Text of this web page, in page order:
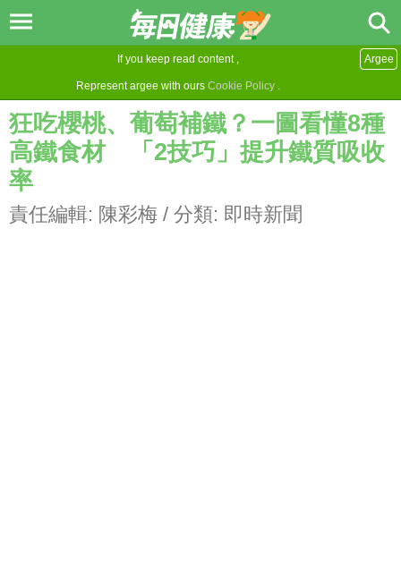
If you keep read content ,
Represent argee with ours Cookie Policy .
Argee
狂吃櫻桃、葡萄補鐵？一圖看懂8種
高鐵食材 「2技巧」提升鐵質吸收
率
責任編輯: 陳彩梅 / 分類: 即時新聞